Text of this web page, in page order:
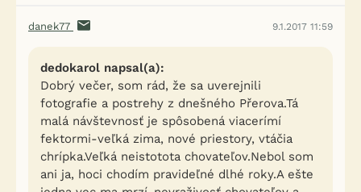
danek77 9.1.2017 11:59
dedokarol napsal(a):
Dobrý večer, som rád, že sa uverejnili
fotografie a postrehy z dnešného Přerova.Tá
malá návštevnosť je spôsobená viacerímí
fektormi-veľká zima, nové priestory, vtáčia
chrípka.Veľká neistotota chovateľov.Nebol som
ani ja, hoci chodím pravideľné dlhé roky.A ešte